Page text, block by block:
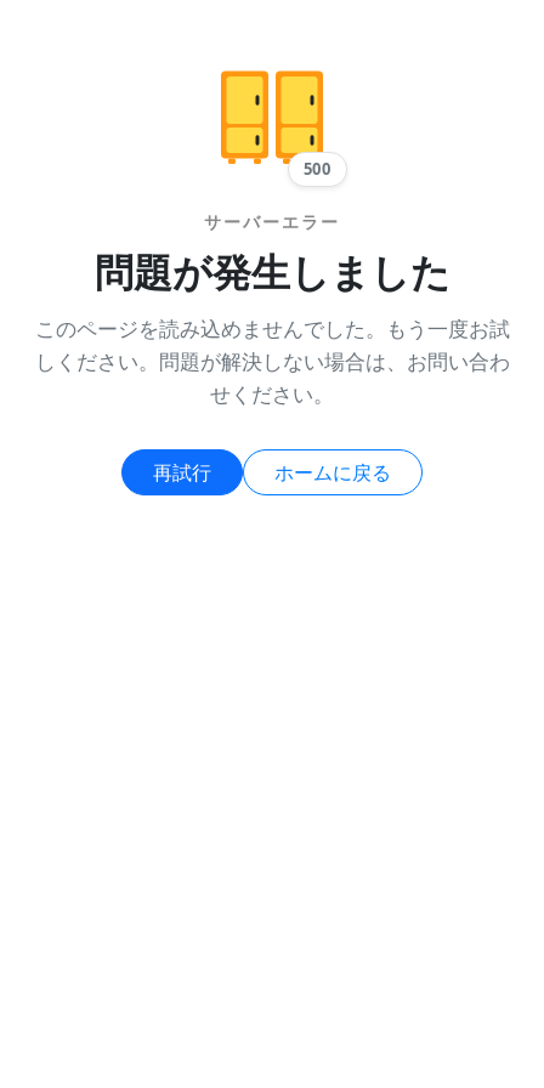
500
サーバーエラー
問題が発生しました
このページを読み込めませんでした。もう一度お試
しください。問題が解決しない場合は、お問い合わ
せください。
再試行 ホームに戻る